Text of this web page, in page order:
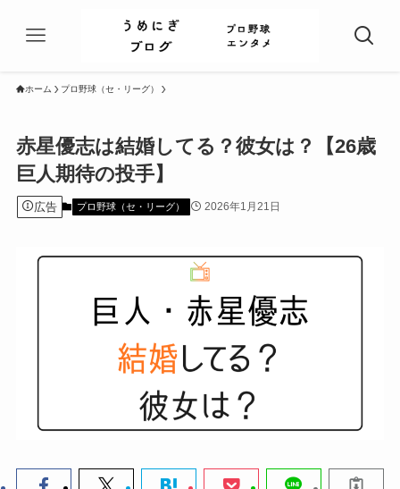
ホーム プロ野球（セ・リーグ）
赤星優志は結婚してる？彼女は？【26歳
巨人期待の投手】
広告 プロ野球（セ・リーグ） 2026年1月21日